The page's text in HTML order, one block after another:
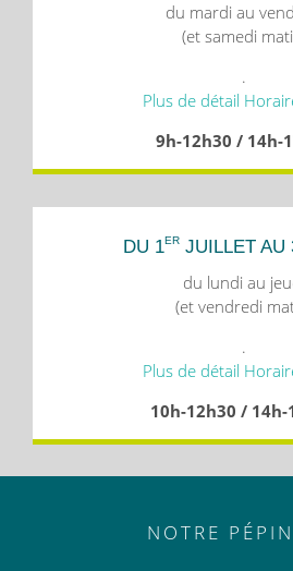
du mardi au
(et samedi
.
Plus de détail
9h-12h30 / 14h-
DU 1ER JUILLET AU
du lundi au
(et vendredi
.
Plus de détail
10h-12h30 / 14h-
NOTRE